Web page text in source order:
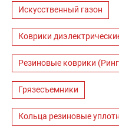
Искусственный газон
Коврики
Резиновые коврики
Грязесъемники
Кольца резиновые